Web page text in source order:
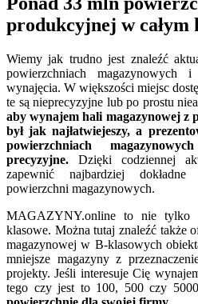
produkcyjnej w całym
Wiemy jak trudno jest znaleźć
powierzchniach magazynowych
wynajęcia. W większości miejsc
te są nieprecyzyjne lub po prostu
aby wynajem hali magazynowej
był jak najłatwiejeszy, a
powierzchniach
precyzyjne. Dzięki codziennej
zapewnić najbardziej
powierzchni magazynowych.
MAGAZYNY.online to nie tylko
klasowe. Można tutaj znaleźć także
magazynowej w B-klasowych
mniejsze magazyny z
projekty. Jeśli interesuje Cię
tego czy jest to 100, 500 czy